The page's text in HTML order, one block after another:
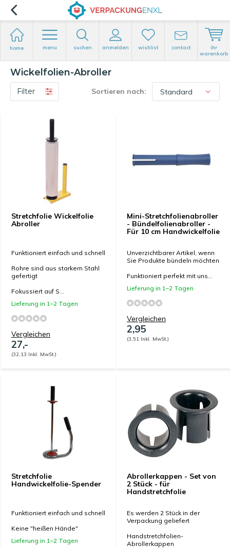
home menu suchen anmelden wishlist contact
ihr
warenkorb
Wickelfolien-Abroller
Filter Sortieren nach:
Stretchfolie Wickelfolie
Abroller
Funktioniert einfach und schnell
Rohre sind aus starkem Stahl
gefertigt
Fokussiert auf S...
Lieferung in 1–2 Tagen
Vergleichen
27,-
(32,13 Inkl. MwSt.)
Mini-Stretchfolienabroller
- Bündelfolienabroller -
Für 10 cm Handwickelfolie
Unverzichtbarer Artikel, wenn
Sie Produkte bündeln möchten
Funktioniert perfekt mit uns...
Lieferung in 1–2 Tagen
Vergleichen
2,95
(3,51 Inkl. MwSt.)
Stretchfolie
Handwickelfolie-Spender
Funktioniert einfach und schnell
Keine "heißen Hände"
Lieferung in 1–2 Tagen
Abrollerkappen - Set von
2 Stück - für
Handstretchfolie
Es werden 2 Stück in der
Verpackung geliefert
Handstretchfolien-
Abrollerkappen